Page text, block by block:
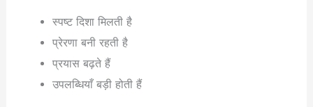
स्पष्ट दिशा मिलती है
प्रेरणा बनी रहती है
प्रयास बढ़ते हैं
उपलब्धियाँ बड़ी होती हैं